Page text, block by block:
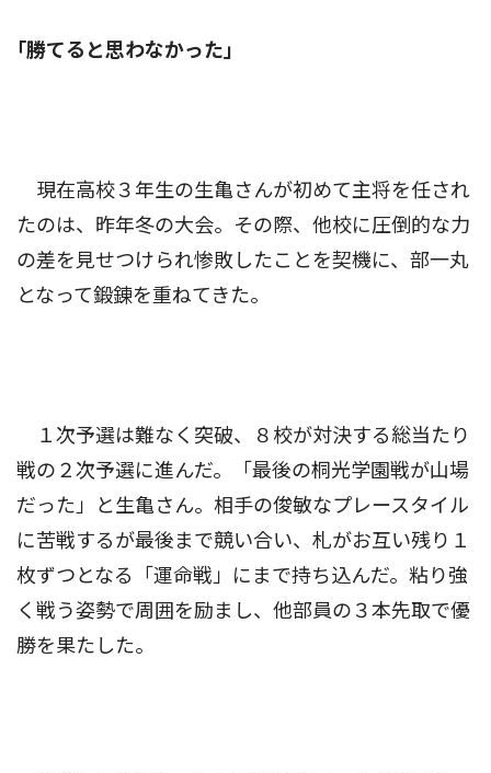
｢勝てると思わなかった｣
現在高校３年生の生亀さんが初めて主将を任され
たのは、昨年冬の大会。その際、他校に圧倒的な力
の差を見せつけられ惨敗したことを契機に、部一丸
となって鍛錬を重ねてきた。
１次予選は難なく突破、８校が対決する総当たり
戦の２次予選に進んだ。「最後の桐光学園戦が山場
だった」と生亀さん。相手の俊敏なプレースタイル
に苦戦するが最後まで競い合い、札がお互い残り１
枚ずつとなる「運命戦」にまで持ち込んだ。粘り強
く戦う姿勢で周囲を励まし、他部員の３本先取で優
勝を果たした。